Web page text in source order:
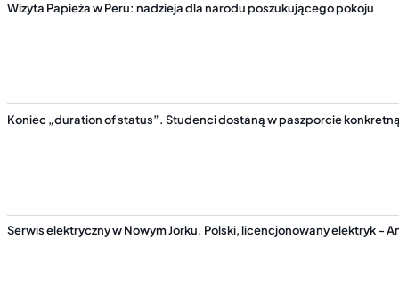
Wizyta Papieża w Peru: nadzieja dla narodu poszukującego pokoju
Koniec „duration of status”. Studenci dostaną w paszporcie
Serwis elektryczny w Nowym Jorku. Polski, licencjonowany elektryk –